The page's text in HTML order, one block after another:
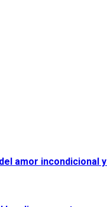
amor incondicional